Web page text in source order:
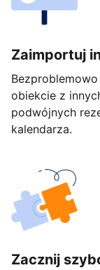
Zaimportuj
obiekcie z
podwójnych
kalendarza.
Zacznij